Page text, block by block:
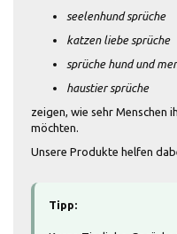
seelenhund sprüche
katzen liebe sprüche
sprüche hund und
haustier sprüche
zeigen, wie sehr Menschen
möchten.
Unsere Produkte helfen
Tipp: